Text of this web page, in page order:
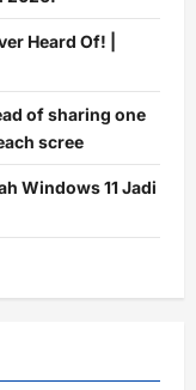
Heard Of! |
of sharing one
scree
Windows 11 Jadi